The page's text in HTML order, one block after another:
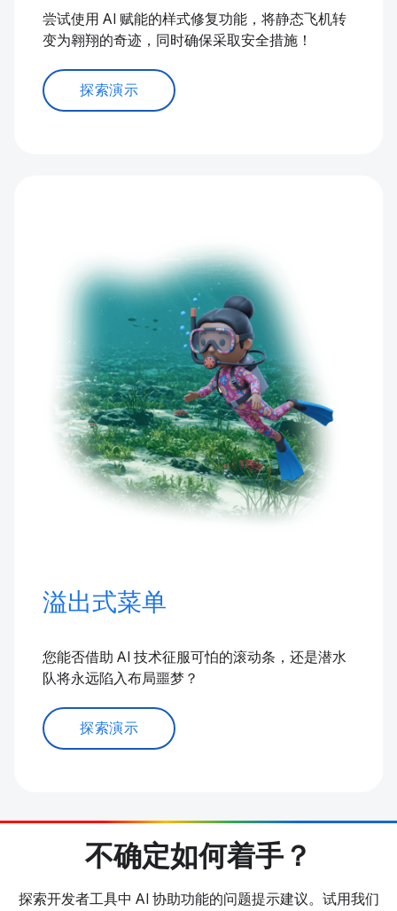
尝试使用 AI 赋能的样式修复功能，将静态飞机转
变为翱翔的奇迹，同时确保采取安全措施！
探索演示
溢出式菜单
您能否借助 AI 技术征服可怕的滚动条，还是潜水
队将永远陷入布局噩梦？
探索演示
不确定如何着手？
探索开发者工具中 AI 协助功能的问题提示建议。试用我们